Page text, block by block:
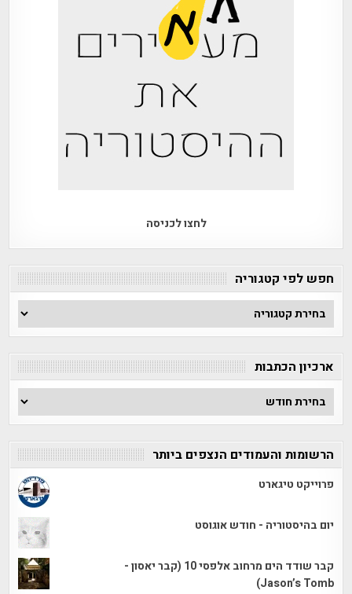
לחצו לכניסה
חפש לפי קטגוריה
חפש
לפי
ארכיון הכתבות
ארכיון
הכתבות
הרשומות והעמודים הנצפים ביותר
פרוייקט טיגארט
יום בהיסטוריה - חודש אוגוסט
קבר שודד הים מרחוב אלפסי 10 (קבר יאסון -
Jason’s Tomb)